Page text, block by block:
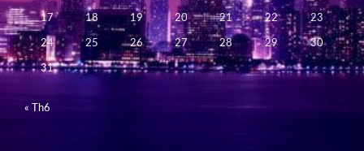
17 18 19 20 21 22 23
24 25 26 27 28 29 30
31
« Th6